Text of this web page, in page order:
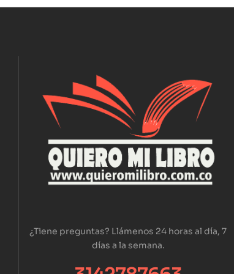
¿Tiene preguntas? Llámenos 24 horas al día, 7
días a la semana.